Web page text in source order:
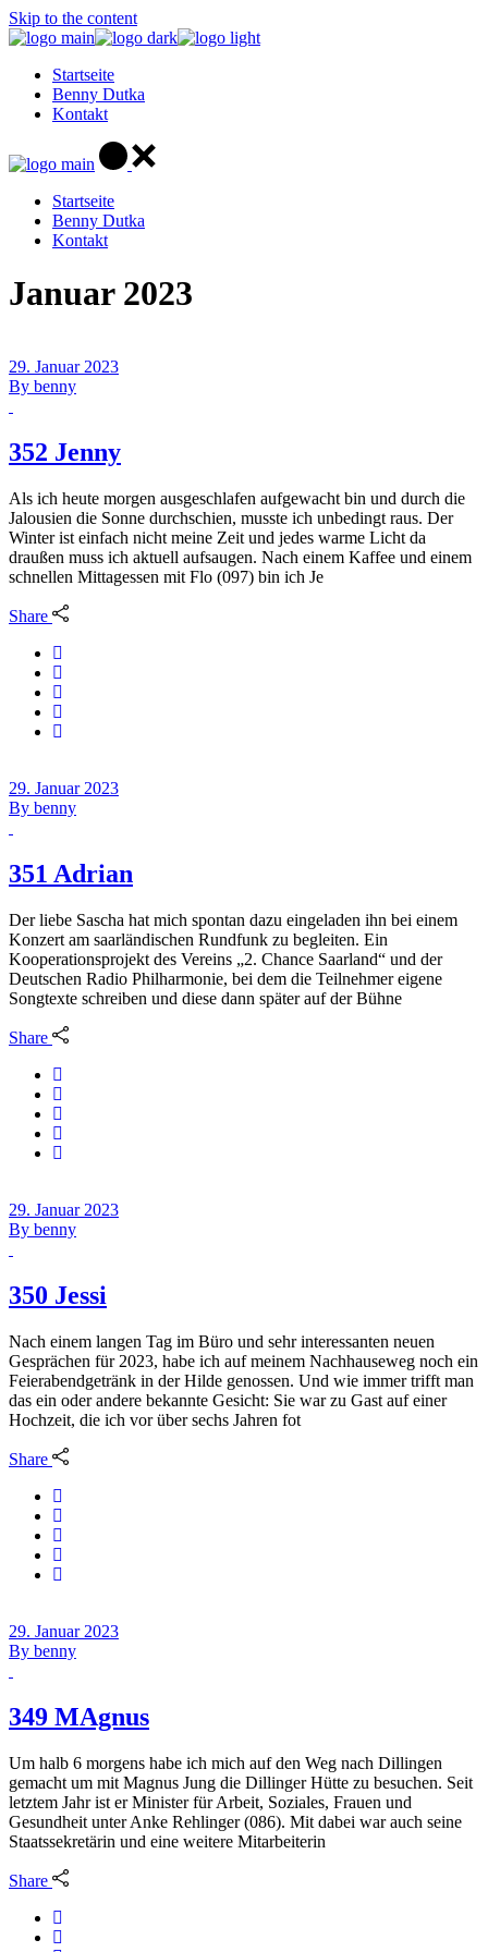
Skip to the content
Startseite
Benny Dutka
Kontakt
Startseite
Benny Dutka
Kontakt
Januar 2023
29. Januar 2023
By benny
352 Jenny
Als ich heute morgen ausgeschlafen aufgewacht bin und durch die
Jalousien die Sonne durchschien, musste ich unbedingt raus. Der
Winter ist einfach nicht meine Zeit und jedes warme Licht da
draußen muss ich aktuell aufsaugen. Nach einem Kaffee und einem
schnellen Mittagessen mit Flo (097) bin ich Je
Share
29. Januar 2023
By benny
351 Adrian
Der liebe Sascha hat mich spontan dazu eingeladen ihn bei einem
Konzert am saarländischen Rundfunk zu begleiten. Ein
Kooperationsprojekt des Vereins „2. Chance Saarland“ und der
Deutschen Radio Philharmonie, bei dem die Teilnehmer eigene
Songtexte schreiben und diese dann später auf der Bühne
Share
29. Januar 2023
By benny
350 Jessi
Nach einem langen Tag im Büro und sehr interessanten neuen
Gesprächen für 2023, habe ich auf meinem Nachhauseweg noch ein
Feierabendgetränk in der Hilde genossen. Und wie immer trifft man
das ein oder andere bekannte Gesicht: Sie war zu Gast auf einer
Hochzeit, die ich vor über sechs Jahren fot
Share
29. Januar 2023
By benny
349 MAgnus
Um halb 6 morgens habe ich mich auf den Weg nach Dillingen
gemacht um mit Magnus Jung die Dillinger Hütte zu besuchen. Seit
letztem Jahr ist er Minister für Arbeit, Soziales, Frauen und
Gesundheit unter Anke Rehlinger (086). Mit dabei war auch seine
Staatssekretärin und eine weitere Mitarbeiterin
Share